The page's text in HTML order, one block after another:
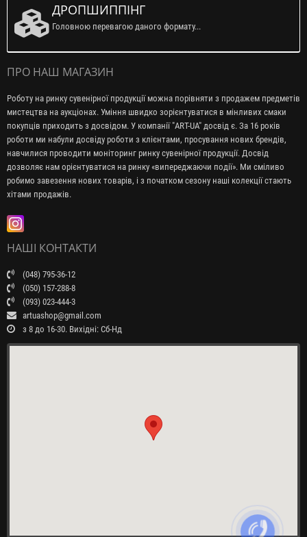
ДРОПШИППІНГ
Головною перевагою даного формату...
ПРО НАШ МАГАЗИН
Роботу на ринку сувенірної продукції можна порівняти з продажем предметів
мистецтва на аукціонах. Уміння швидко зорієнтуватися в мінливих смаки
покупців приходить з досвідом. У компанії "ART-UA" досвід є. За 16 років
роботи ми набули досвіду роботи з клієнтами, просування нових брендів,
навчилися проводити моніторинг ринку сувенірної продукції. Досвід
дозволяє нам орієнтуватися на ринку «випереджаючи події». Ми сміливо
робимо завезення нових товарів, і з початком сезону наші колекції стають
хітами продажів.
НАШІ КОНТАКТИ
(048) 795-36-12
(050) 157-288-8
(093) 023-444-3
artuashop@gmail.com
з 8 до 16-30. Вихідні: Сб-Нд